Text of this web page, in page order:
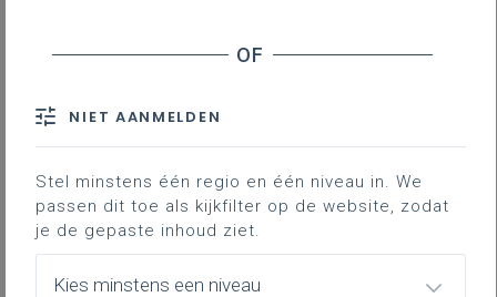
voorraadbeleid, financiële analyse van de
verantwoord ondernemen, het ondernemingsplan,
financieringsmiddelen, budgettering, ethische audit …
Wat de simulatie inhoudt, wie de doelgroep is en
hoeveel tijd het in beslag neemt, vind je in de
brochure in bijlage.
Flyer XLNT
3MB pdf
NIET AANMELDEN
Stel minstens één regio en één niveau in. We
passen dit toe als kijkfilter op de website, zodat
je de gepaste inhoud ziet.
Kies minstens een niveau